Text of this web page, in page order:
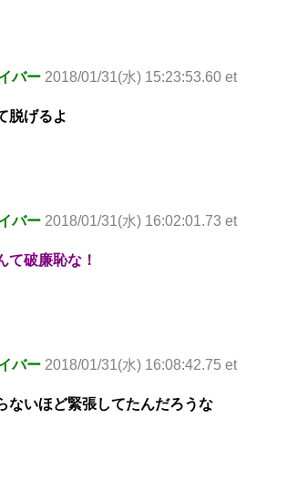
バー 2018/01/31(水) 15:23:53.60 et
脱げるよ
バー 2018/01/31(水) 16:02:01.73 et
て破廉恥な！
バー 2018/01/31(水) 16:08:42.75 et
ないほど緊張してたんだろうな